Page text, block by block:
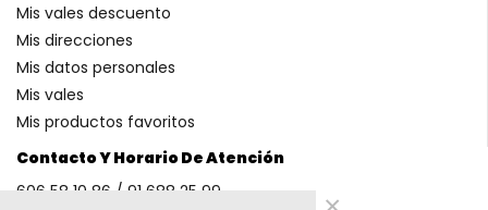
Contacto Y Horario De Atención
606 58 10 86 / 91 688 25 99
Mis vales descuento
Mis direcciones
Mis datos personales
Mis vales
Mis productos favoritos